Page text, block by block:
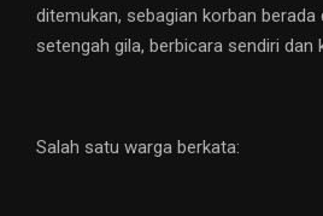
ditemukan, sebagian korban berada
setengah gila, berbicara sendiri dan
Salah satu warga berkata: